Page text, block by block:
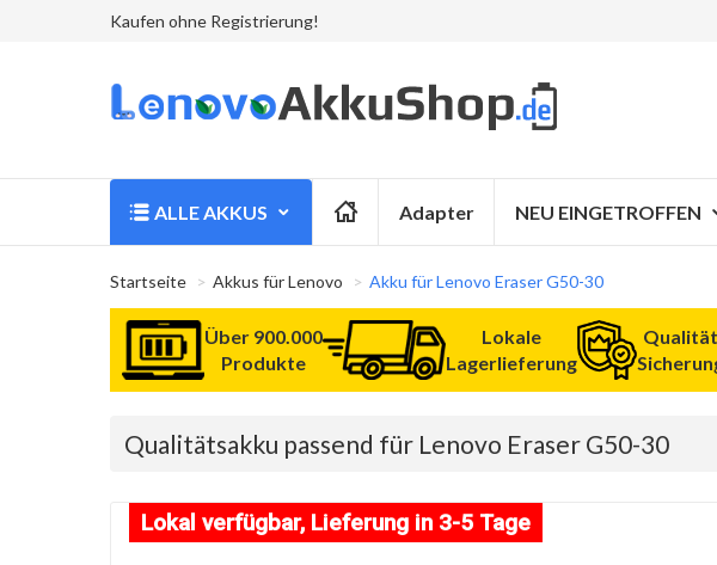
Kaufen ohne Registrierung!
ALLE AKKUS Adapter NEU EINGETROFFEN
Startseite Akkus für Lenovo Akku für Lenovo Eraser G50-30
Über 900.000
Produkte
Lokale
Lagerlieferung
Qualität
Qualitätsakku passend für Lenovo Eraser G50-30
Lokal verfügbar, Lieferung in 3-5 Tage